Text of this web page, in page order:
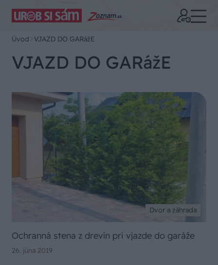
Úvod VJAZD DO GARážE
VJAZD DO GARážE
Dvor a záhrada
Ochranná stena z drevín pri vjazde do garáže
26. júna 2019